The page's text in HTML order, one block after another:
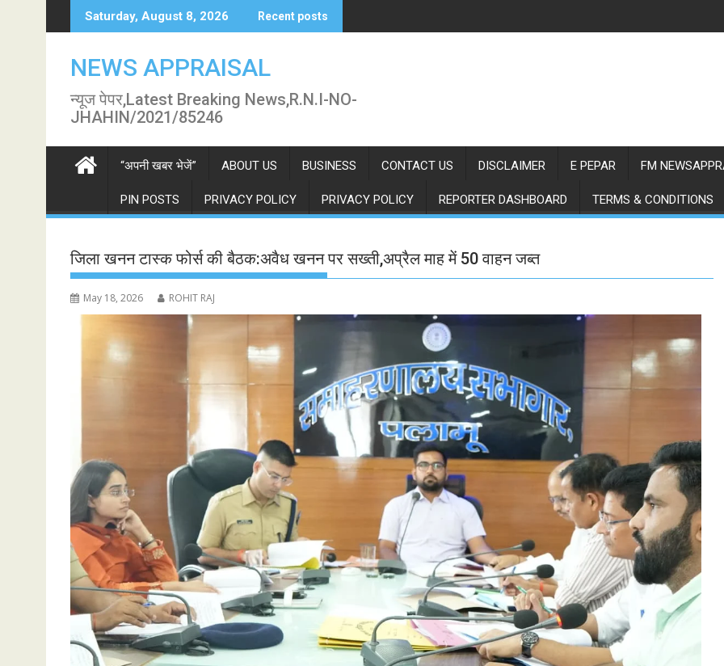
to
Saturday, August 8, 2026 Recent posts
NEWS APPRAISAL
न्यूज पेपर,Latest Breaking News,R.N.I-NO-
JHAHIN/2021/85246
“अपनी खबर भेजें” ABOUT US BUSINESS CONTACT US DISCLAIMER E PEPAR FM
PIN POSTS PRIVACY POLICY PRIVACY POLICY REPORTER DASHBOARD TERMS & CONDITIONS
जिला खनन टास्क फोर्स की बैठक:अवैध खनन पर सख्ती,अप्रैल माह में 50 वाहन जब्त
May 18, 2026 ROHIT RAJ